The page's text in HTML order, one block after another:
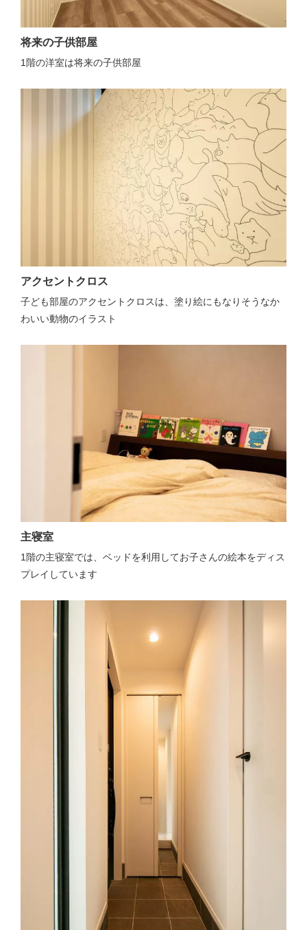
将来の子供部屋
1階の洋室は将来の子供部屋
アクセントクロス
子ども部屋のアクセントクロスは、塗り絵にもなりそうなか
わいい動物のイラスト
主寝室
1階の主寝室では、ベッドを利用してお子さんの絵本をディス
プレイしています